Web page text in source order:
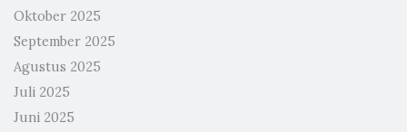
Oktober 2025
September 2025
Agustus 2025
Juli 2025
Juni 2025